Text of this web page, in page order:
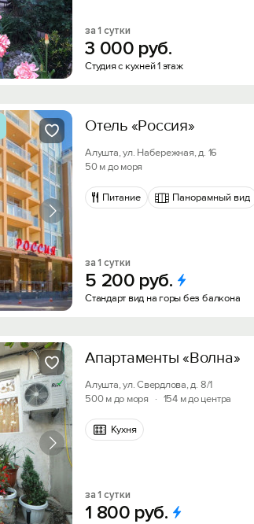
за 1 сутки
3 000 руб.
Студия с кухней 1 этаж
Отель «Россия»
Алушта, ул. Набережная, д. 16
50 м до моря
Питание Панорамный вид
за 1 сутки
5 200 руб.
Стандарт вид на горы без балкона
Апартаменты «Волна»
Алушта, ул. Свердлова, д. 8/1
500 м до моря
· 154 м до центра
Кухня
за 1 сутки
1 800 руб.
Скидка −5%
Хочешь дешевле? Оставь почту и получи
первое бронирование!
Получить промокод
Войти